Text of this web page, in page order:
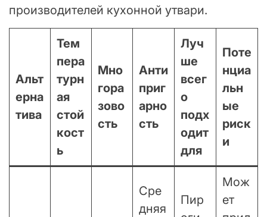
производителей кухонной утвари.
Альт
ерна
тива
Тем
пера
турн
ая
стой
кост
ь
Мно
гора
зово
сть
Анти
приг
арно
сть
Луч
ше
всег
о
подх
одит
для
Поте
нциа
льн
ые
риск
и
Сре
дняя
Пир
Мож
ет